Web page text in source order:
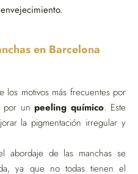
en Barcelona
los motivos más frecuentes por
por unpeeling químico. Este
la pigmentación irregular y
abordaje de las manchas se
ya que no todas tienen el